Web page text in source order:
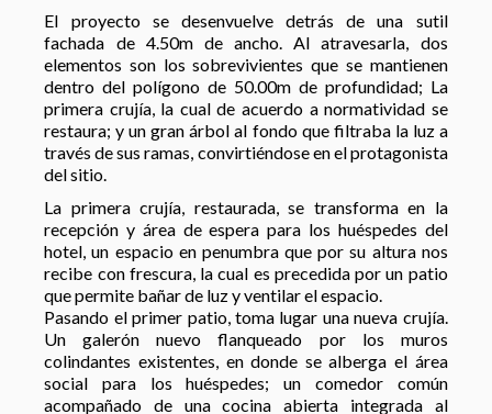
El proyecto se desenvuelve detrás de una sutil
fachada de 4.50m de ancho. Al atravesarla, dos
elementos son los sobrevivientes que se mantienen
dentro del polígono de 50.00m de profundidad; La
primera crujía, la cual de acuerdo a normatividad se
restaura; y un gran árbol al fondo que filtraba la luz a
través de sus ramas, convirtiéndose en el protagonista
del sitio.
La primera crujía, restaurada, se transforma en la
recepción y área de espera para los huéspedes del
hotel, un espacio en penumbra que por su altura nos
recibe con frescura, la cual es precedida por un patio
que permite bañar de luz y ventilar el espacio.
Pasando el primer patio, toma lugar una nueva crujía.
Un galerón nuevo flanqueado por los muros
colindantes existentes, en donde se alberga el área
social para los huéspedes; un comedor común
acompañado de una cocina abierta integrada al